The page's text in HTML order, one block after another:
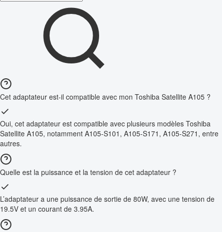
Cet adaptateur est-il compatible avec mon Toshiba Satellite A105 ?
Oui, cet adaptateur est compatible avec plusieurs modèles Toshiba
Satellite A105, notamment A105-S101, A105-S171, A105-S271, entre
autres.
Quelle est la puissance et la tension de cet adaptateur ?
L’adaptateur a une puissance de sortie de 80W, avec une tension de
19.5V et un courant de 3.95A.